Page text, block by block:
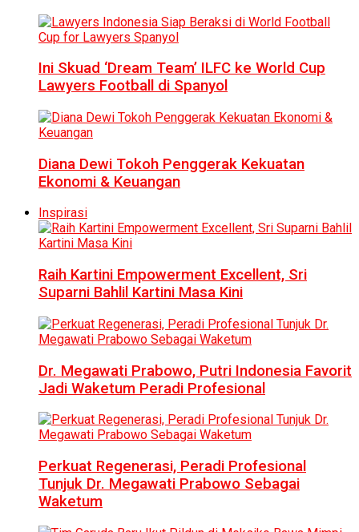
Ini Skuad ‘Dream Team’ ILFC ke World Cup
Lawyers Football di Spanyol
Diana Dewi Tokoh Penggerak Kekuatan
Ekonomi & Keuangan
Inspirasi
Raih Kartini Empowerment Excellent, Sri
Suparni Bahlil Kartini Masa Kini
Dr. Megawati Prabowo, Putri Indonesia Favorit
Jadi Waketum Peradi Profesional
Perkuat Regenerasi, Peradi Profesional
Tunjuk Dr. Megawati Prabowo Sebagai
Waketum